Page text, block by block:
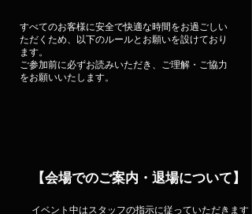
すべてのお客様に安全で快適な時間をお過ごしい
ただくため、以下のルールとお願いを設けており
ます。
ご参加前に必ずお読みいただき、ご理解・ご協力
をお願いいたします。
【会場でのご案内・退場について】
イベント中はスタッフの指示に従っていただきます